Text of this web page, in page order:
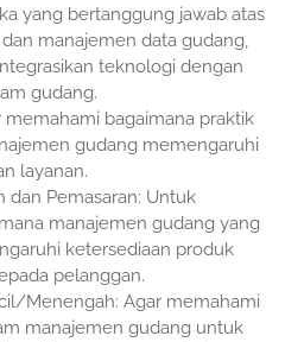
yang bertanggung jawab atas
manajemen data gudang,
teknologi dengan
gudang.
memahami bagaimana praktik
gudang memengaruhi
layanan.
dan Pemasaran: Untuk
manajemen gudang yang
ketersediaan produk
pelanggan.
Menengah: Agar memahami
manajemen gudang untuk